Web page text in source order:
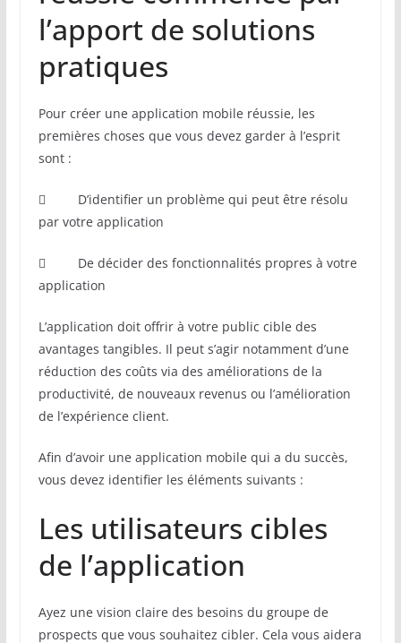
l’apport de solutions
pratiques
Pour créer une application mobile réussie, les
premières choses que vous devez garder à l’esprit
sont :
 D’identifier un problème qui peut être résolu
par votre application
 De décider des fonctionnalités propres à votre
application
L’application doit offrir à votre public cible des
avantages tangibles. Il peut s’agir notamment d’une
réduction des coûts via des améliorations de la
productivité, de nouveaux revenus ou l’amélioration
de l’expérience client.
Afin d’avoir une application mobile qui a du succès,
vous devez identifier les éléments suivants :
Les utilisateurs cibles
de l’application
Ayez une vision claire des besoins du groupe de
prospects que vous souhaitez cibler. Cela vous aidera